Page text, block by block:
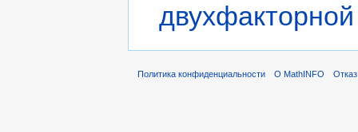
двухфакторной
Политика конфиденциальности О MathINFO